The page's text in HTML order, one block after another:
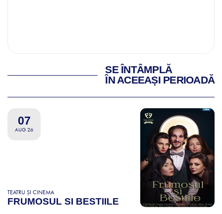
SE ÎNTÂMPLĂ
ÎN ACEEAȘI PERIOADĂ
07
AUG 26
TEATRU ȘI CINEMA
FRUMOSUL SI BESTIILE